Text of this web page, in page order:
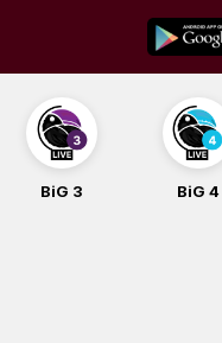
content
BiG 3 BiG 4